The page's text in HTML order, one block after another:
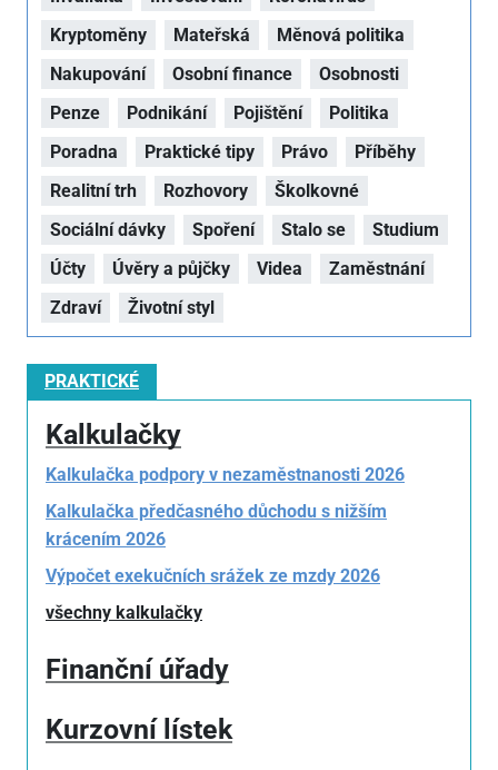
Kryptoměny
Mateřská
Měnová politika
Nakupování
Osobní finance
Osobnosti
Penze
Podnikání Pojištění
Politika
Poradna
Praktické tipy Právo
Příběhy
Realitní trh
Rozhovory
Školkovné
Sociální dávky
Spoření Stalo se
Studium
Účty
Úvěry a půjčky Videa
Zaměstnání
Zdraví
Životní styl
PRAKTICKÉ
Kalkulačky
Kalkulačka podpory v nezaměstnanosti 2026
Kalkulačka předčasného důchodu s nižším
krácením 2026
Výpočet exekučních srážek ze mzdy 2026
všechny kalkulačky
Finanční úřady
Kurzovní lístek